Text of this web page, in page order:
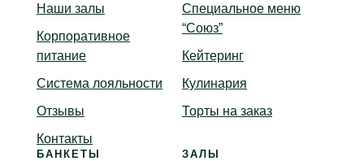
Наши залы
Корпоративное
питание
Система лояльности
Отзывы
Контакты
Специальное меню
“Союз”
Кейтеринг
Кулинария
Торты на заказ
БАНКЕТЫ ЗАЛЫ